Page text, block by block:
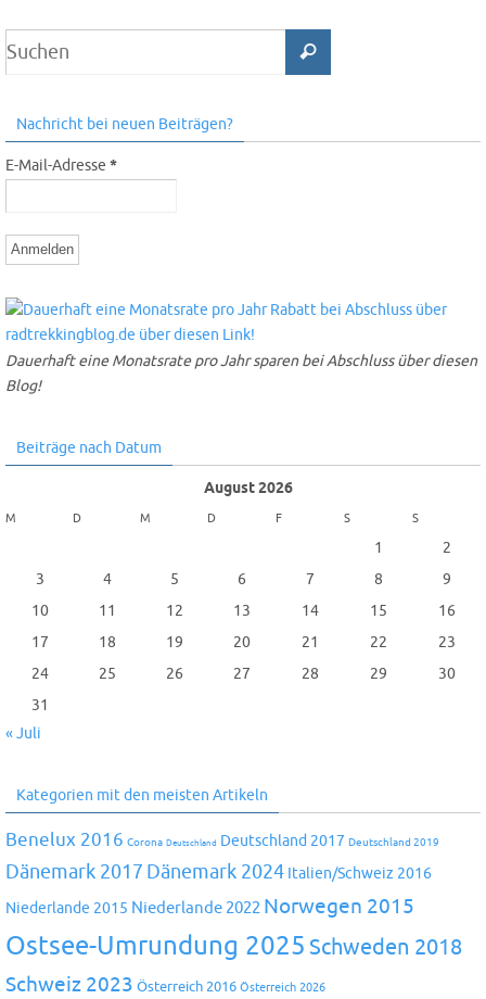
Nachricht bei neuen Beiträgen?
E-Mail-Adresse *
Dauerhaft eine Monatsrate pro Jahr sparen bei Abschluss über diesen
Blog!
Beiträge nach Datum
August 2026
M D M D F S S
1
2
3
4 5 6 7 8
9
10
11 12 13 14 15
16
17
18 19 20 21 22
23
24
25 26 27 28 29
30
31
« Juli
Kategorien mit den meisten Artikeln
Benelux 2016 Corona Deutschland Deutschland 2017 Deutschland 2019
Dänemark 2017 Dänemark 2024 Italien/Schweiz 2016
Niederlande 2015 Niederlande 2022 Norwegen 2015
Ostsee-Umrundung 2025 Schweden 2018
Schweiz 2023 Österreich 2016 Österreich 2026